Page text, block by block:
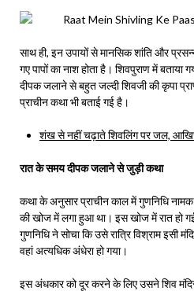
साथ ही, इन उपायों से मानसिक शांति और
गए पापों का नाश होता है। शिवपुराण में
दीपक जलाने से बहुत जल्दी शिवजी की कृपा
प्राचीन कथा भी बताई गई है।
शंख से नहीं चढ़ाते शिवलिंग पर जल,
रात के समय दीपक जलाने से जुड़ी कथा
कथा के अनुसार प्राचीन काल में गुणनिधि
की खोज में लगा हुआ था। इस खोज में रात हो
गुणनिधि ने सोचा कि उसे रात्रि विश्राम इसी
वहां अत्यधिक अंधेरा हो गया।
इस अंधकार को दूर करने के लिए उसने शिव